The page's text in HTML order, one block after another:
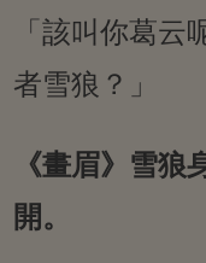
「該叫你葛
者雪狼？」
《畫眉》雪
開。